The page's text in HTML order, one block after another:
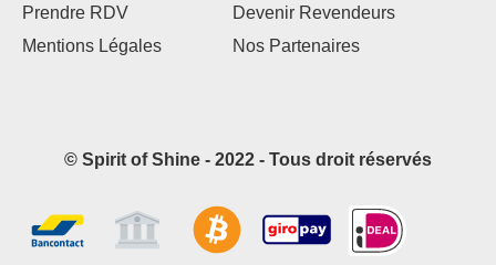
Prendre RDV
Devenir Revendeurs
Mentions Légales
Nos Partenaires
© Spirit of Shine - 2022 - Tous droit réservés